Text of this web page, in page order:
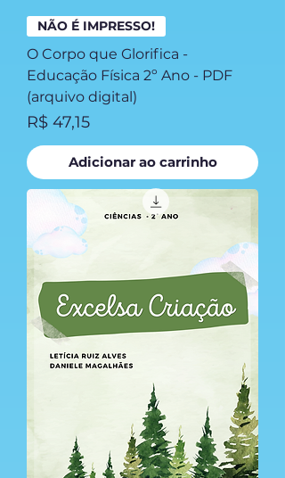
NÃO É IMPRESSO!
O Corpo que Glorifica -
Educação Física 2º Ano - PDF
(arquivo digital)
Preço
R$ 47,15
Adicionar ao carrinho